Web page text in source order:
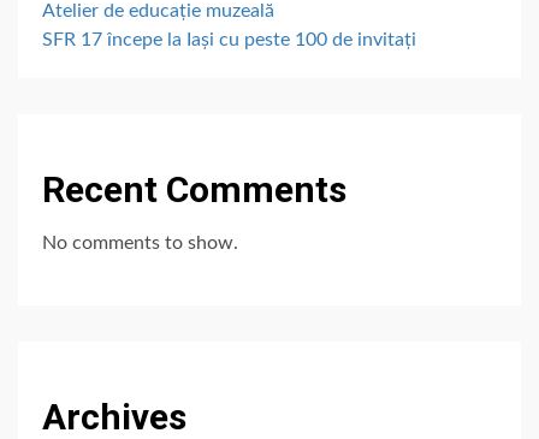
Atelier de educație muzeală
SFR 17 începe la Iași cu peste 100 de invitați
Recent Comments
No comments to show.
Archives